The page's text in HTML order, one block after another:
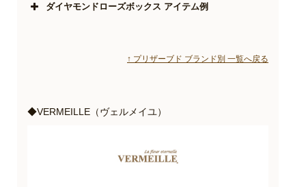
ダイヤモンドローズボックス アイテム例
↑ プリザーブド ブランド別 一覧へ戻る
◆VERMEILLE（ヴェルメイユ）